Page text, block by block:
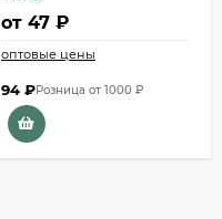
от 47 ₽
оптовые цены
94 ₽Розница от 1000 ₽